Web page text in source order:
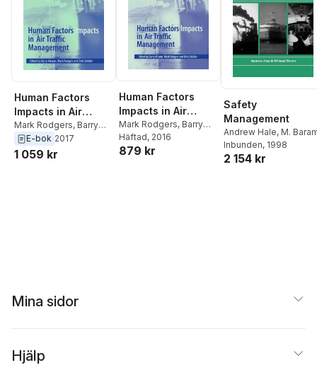
Human Factors
Impacts in Air
Traffic
Management
Mark Rodgers, Barry
Kirwan
E-bok 2017
1 059 kr
Human Factors
Impacts in Air
Traffic
Management
Mark Rodgers, Barry
Kirwan
Häftad, 2016
879 kr
Safety
Management
Andrew Hale, M.
Inbunden, 1998
2 154 kr
Mina sidor
Hjälp